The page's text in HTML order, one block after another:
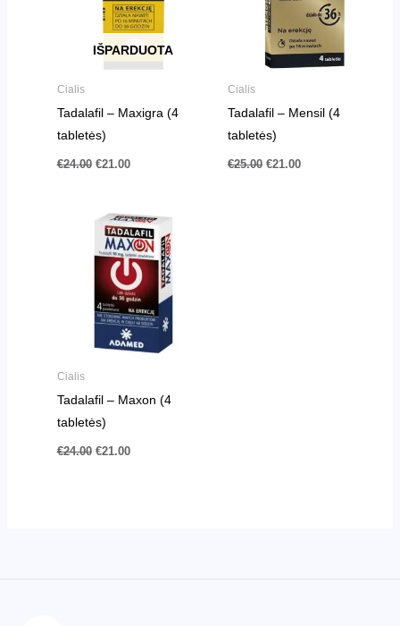
IŠPARDUOTA
Cialis
Tadalafil – Maxigra (4
tabletės)
€24.00 €21.00
Cialis
Tadalafil – Mensil (4
tabletės)
€25.00 €21.00
Cialis
Tadalafil – Maxon (4
tabletės)
€24.00
Pradinė
kaina
buvo:
€24.00.
€21.00
Dabartinė
kaina
yra:
€21.00.